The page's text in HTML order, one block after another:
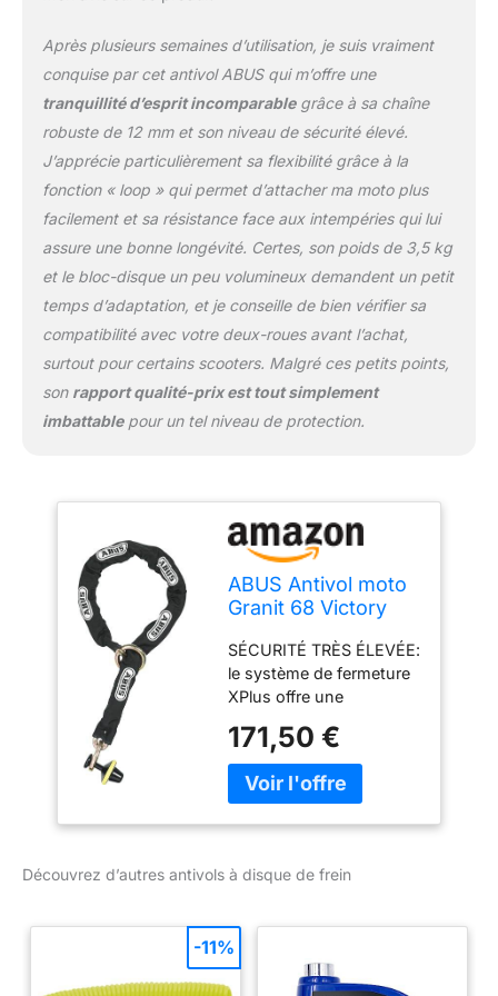
fermeture de 14 mm
CLEFS : deux clés
incluses dans la livraison
+ ABUS Code Card pour
le double et le
remplacement des clés
cadenas 2 en 1 : le
cadenas peut également
être utilisé séparément
de la chaîne
UTILISATION :
recommandé pour la
protection des motos
Après plusieurs semaines d’utilisation, je suis vraiment
conquise par cet antivol ABUS qui m’offre une
tranquillité d’esprit incomparablegrâce à sa chaîne
robuste de 12 mm et son niveau de sécurité élevé.
J’apprécie particulièrement sa flexibilité grâce à la
fonction « loop » qui permet d’attacher ma moto plus
facilement et sa résistance face aux intempéries qui lui
assure une bonne longévité. Certes, son poids de 3,5 kg
et le bloc-disque un peu volumineux demandent un petit
temps d’adaptation, et je conseille de bien vérifier sa
compatibilité avec votre deux-roues avant l’achat,
surtout pour certains scooters. Malgré ces petits points,
son rapport qualité-prix est tout simplement
imbattablepour un tel niveau de protection.
ABUS Antivol moto
Granit 68 Victory
Loop - Antivol à
disque de frein +
chaîne de 12 mm
d'épaisseur -
Niveau de sécurité
17
SÉCURITÉ TRÈS ÉLEVÉE:
le système de fermeture
XPlus offre une
élevée contre les
manipulations. chaîne,
arceau, corps de la
fabriqués en acier
PRISE EN MAIN
CONFORTABLE : la
chaîne avec effet de
171,50 €
Découvrez d’autres antivols à disque de frein
-11%